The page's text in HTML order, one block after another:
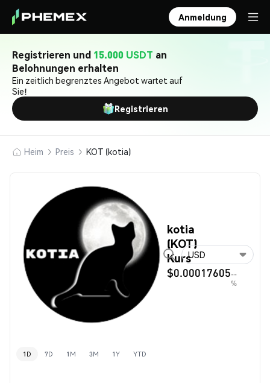
Anmeldung
Registrieren und 15.000 USDT an
Belohnungen erhalten
Ein zeitlich begrenztes Angebot wartet auf
Sie!
Registrieren
Heim Preis KOT (kotia)
kotia
(KOT)
Kurs
$0.00017605--
%
USD
1D 7D 1M 3M 1Y YTD